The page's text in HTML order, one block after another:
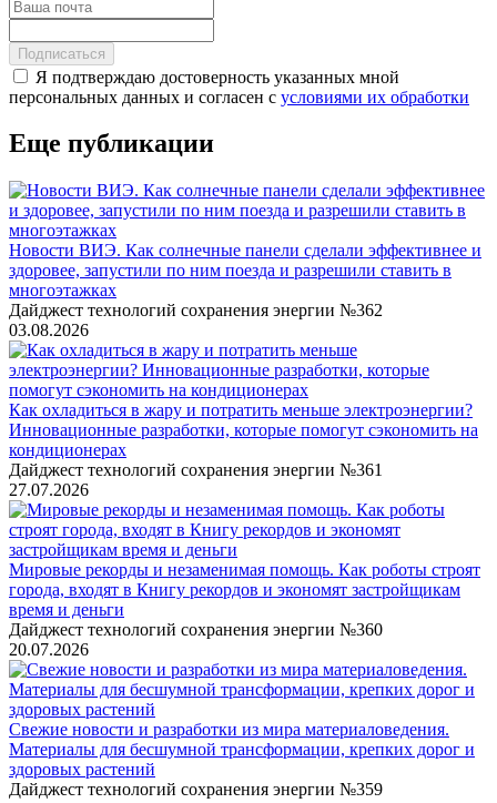
Подписаться
Я подтверждаю достоверность указанных мной
персональных данных и согласен с условиями их обработки
Еще публикации
Новости ВИЭ. Как солнечные панели сделали эффективнее и
здоровее, запустили по ним поезда и разрешили ставить в
многоэтажках
Дайджест технологий сохранения энергии №362
03.08.2026
Как охладиться в жару и потратить меньше электроэнергии?
Инновационные разработки, которые помогут сэкономить на
кондиционерах
Дайджест технологий сохранения энергии №361
27.07.2026
Мировые рекорды и незаменимая помощь. Как роботы строят
города, входят в Книгу рекордов и экономят застройщикам
время и деньги
Дайджест технологий сохранения энергии №360
20.07.2026
Свежие новости и разработки из мира материаловедения.
Материалы для бесшумной трансформации, крепких дорог и
здоровых растений
Дайджест технологий сохранения энергии №359